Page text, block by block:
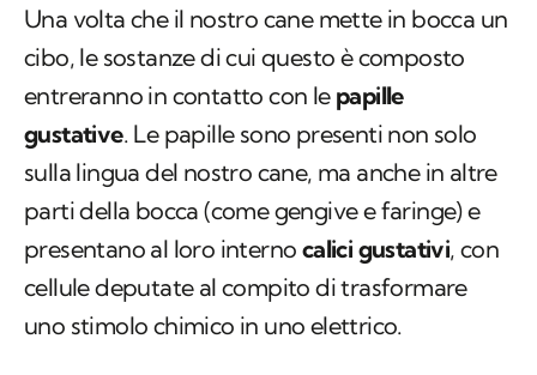
Una volta che il nostro cane mette in bocca un
cibo, le sostanze di cui questo è composto
entreranno in contatto con le papille
gustative. Le papille sono presenti non solo
sulla lingua del nostro cane, ma anche in altre
parti della bocca (come gengive e faringe) e
presentano al loro interno calici gustativi, con
cellule deputate al compito di trasformare
uno stimolo chimico in uno elettrico.